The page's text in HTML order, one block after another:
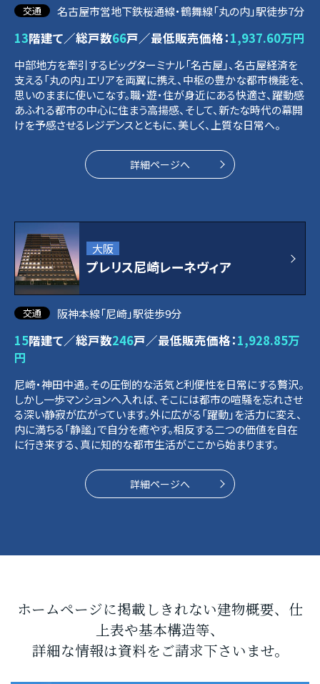
名古屋市営地下鉄桜通線・鶴舞線「丸の内」駅徒歩7分
13階建て／総戸数66戸／最低販売価格：1,937.60万円
中部地方を牽引するビッグターミナル「名古屋」、名古屋経済を
支える「丸の内」エリアを両翼に携え、中枢の豊かな都市機能を、
思いのままに使いこなす。職・遊・住が身近にある快適さ、躍動感
あふれる都市の中心に住まう高揚感、そして、新たな時代の幕開
けを予感させるレジデンスとともに、美しく、上質な日常へ。
詳細ページへ
大阪
プレリス尼崎レーネヴィア
阪神本線「尼崎」駅徒歩9分
15階建て／総戸数246戸／最低販売価格：1,928.85万
円
尼崎・神田中通。その圧倒的な活気と利便性を日常にする贅沢。
しかし一歩マンションへ入れば、そこには都市の喧騒を忘れさせ
る深い静寂が広がっています。外に広がる「躍動」を活力に変え、
内に満ちる「静謐」で自分を癒やす。相反する二つの価値を自在
に行き来する、真に知的な都市生活がここから始まります。
詳細ページへ
ホームページに掲載しきれない建物概要、仕
上表や基本構造等、
詳細な情報は資料をご請求下さいませ。